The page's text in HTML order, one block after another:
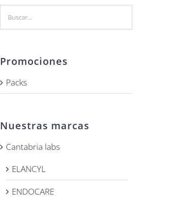
Promociones
Packs
Nuestras marcas
Cantabria labs
ELANCYL
ENDOCARE